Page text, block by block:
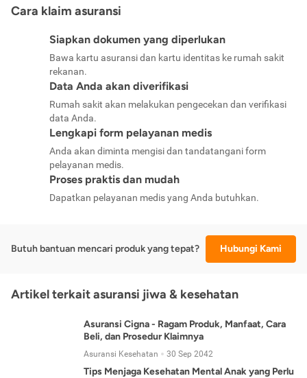
Cara klaim asuransi
Siapkan dokumen yang diperlukan
Bawa kartu asuransi dan kartu identitas ke rumah sakit
rekanan.
Data Anda akan diverifikasi
Rumah sakit akan melakukan pengecekan dan verifikasi
data Anda.
Lengkapi form pelayanan medis
Anda akan diminta mengisi dan tandatangani form
pelayanan medis.
Proses praktis dan mudah
Dapatkan pelayanan medis yang Anda butuhkan.
Butuh bantuan mencari produk yang tepat? Hubungi Kami
Artikel terkait asuransi jiwa & kesehatan
Asuransi Cigna - Ragam Produk, Manfaat, Cara
Beli, dan Prosedur Klaimnya
Asuransi Kesehatan 30 Sep 2042
Tips Menjaga Kesehatan Mental Anak yang Perlu